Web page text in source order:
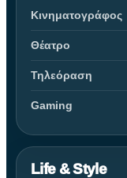
Κινηματογράφος
Θέατρο
Τηλεόραση
Gaming
Life & Style